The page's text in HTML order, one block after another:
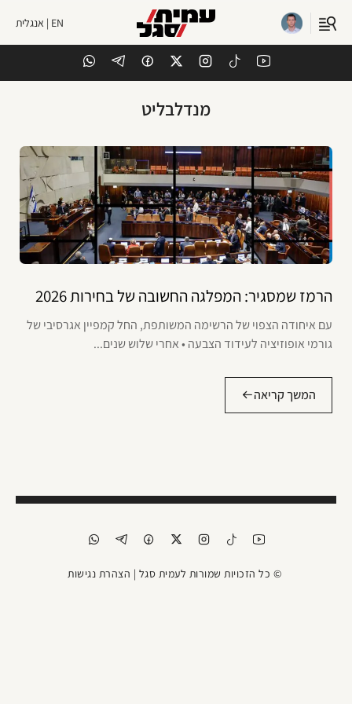
EN | אנגלית
מנדלבליט
הרמז שמסגיר: המפלגה החשובה של בחירות 2026
עם איחודה הצפוי של הרשימה המשותפת, החל קמפיין אגרסיבי של
גורמי אופוזיציה לעידוד הצבעה • אחרי שלוש שנים...
המשך קריאה
© כל הזכויות שמורות לעמית סגל | הצהרת נגישות